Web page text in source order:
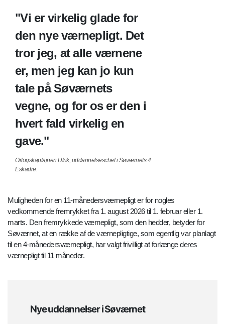
Vi er virkelig glade for
den nye værnepligt. Det
tror jeg, at alle værnene
er, men jeg kan jo kun
tale på Søværnets
vegne, og for os er den i
hvert fald virkelig en
gave.
Orlogskaptajnen Ulrik, uddannelseschef i Søværnets 4.
Eskadre.
Muligheden for en 11-månedersværnepligt er for nogles
vedkommende fremrykket fra 1. august 2026 til 1. februar eller 1.
marts. Den fremrykkede værnepligt, som den hedder, betyder for
Søværnet, at en række af de værnepligtige, som egentlig var planlagt
til en 4-månedersværnepligt, har valgt frivilligt at forlænge deres
værnepligt til 11 måneder.
Nye uddannelser i Søværnet